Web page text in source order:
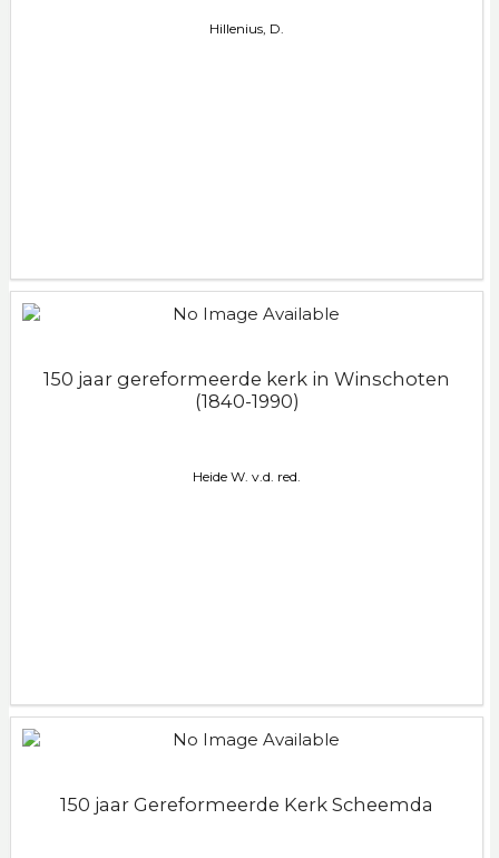
Hillenius, D.
150 jaar gereformeerde kerk in Winschoten
(1840-1990)
Heide W. v.d. red.
150 jaar Gereformeerde Kerk Scheemda